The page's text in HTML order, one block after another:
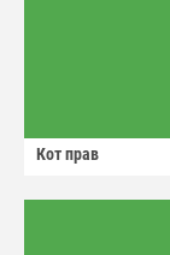
Кот прав